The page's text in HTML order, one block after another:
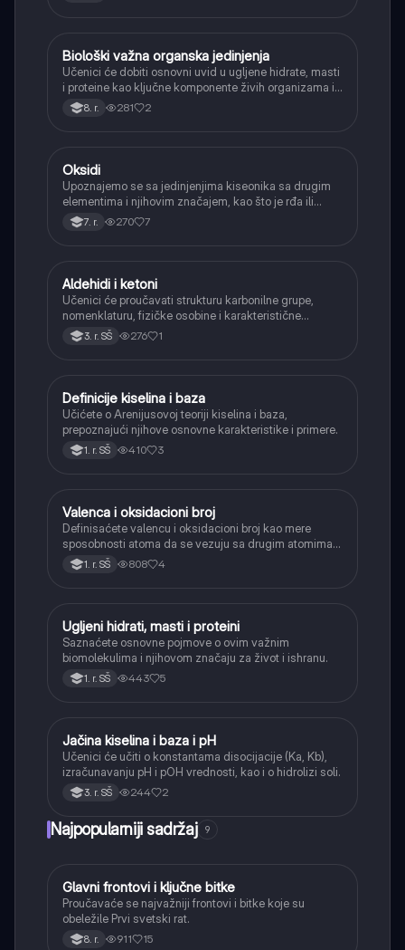
Hemija
Biološki važna organska jedinjenja
Učenici će dobiti osnovni uvid u ugljene hidrate, masti
i proteine kao ključne komponente živih organizama i
njihovu ulogu.
8. r. 281 2
Hemija
Oksidi
Upoznajemo se sa jedinjenjima kiseonika sa drugim
elementima i njihovim značajem, kao što je rđa ili
ugljen-dioksid.
7. r. 270 7
Hemija
Aldehidi i ketoni
Učenici će proučavati strukturu karbonilne grupe,
nomenklaturu, fizičke osobine i karakteristične
reakcije aldehida i ketona (adicija, oksidacija
aldehida, redukcija).
3. r. SŠ 276 1
Hemija
Definicije kiselina i baza
Učićete o Arenijusovoj teoriji kiselina i baza,
prepoznajući njihove osnovne karakteristike i primere.
1. r. SŠ 410 3
Hemija
Valenca i oksidacioni broj
Definisaćete valencu i oksidacioni broj kao mere
sposobnosti atoma da se vezuju sa drugim atomima u
hemijskim jedinjenjima.
1. r. SŠ 808 4
Hemija
Ugljeni hidrati, masti i proteini
Saznaćete osnovne pojmove o ovim važnim
biomolekulima i njihovom značaju za život i ishranu.
1. r. SŠ 443 5
Hemija
Jačina kiselina i baza i pH
Učenici će učiti o konstantama disocijacije (Ka, Kb),
izračunavanju pH i pOH vrednosti, kao i o hidrolizi soli.
3. r. SŠ 244 2
Najpopularniji sadržaj 9
Istorija
Glavni frontovi i ključne bitke
Proučavaće se najvažniji frontovi i bitke koje su
obeležile Prvi svetski rat.
8. r. 911 15